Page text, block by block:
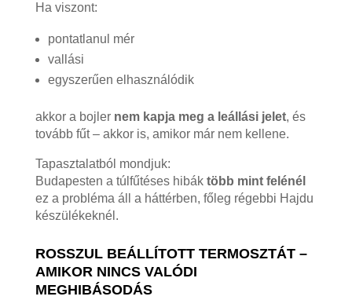
Ha viszont:
pontatlanul mér
vallási
egyszerűen elhasználódik
akkor a bojler nem kapja meg a leállási jelet, és
tovább fűt – akkor is, amikor már nem kellene.
Tapasztalatból mondjuk:
Budapesten a túlfűtéses hibák több mint felénél
ez a probléma áll a háttérben, főleg régebbi Hajdu
készülékeknél.
ROSSZUL BEÁLLÍTOTT TERMOSZTÁT –
AMIKOR NINCS VALÓDI
MEGHIBÁSODÁS